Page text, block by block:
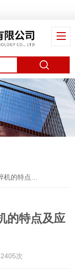
特点及应用
的特点及应
次